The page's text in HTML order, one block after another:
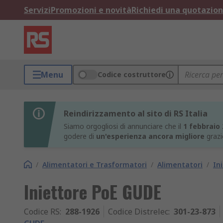
ServiziPromozioni e novitàRichiedi una
Menu Codice costruttore
Reindirizzamento al sito di RS Italia
Siamo orgogliosi di annunciare che il 1 febbraio
godere di un'esperienza ancora migliore
/ Alimentatori e Trasformatori / Alimentatori /
Iniettore PoE GUDE
Codice RS: 288-1926 Codice Distrelec: 301-23-873